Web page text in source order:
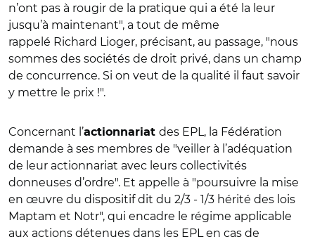
n’ont pas à rougir de la pratique qui a été la leur
jusqu’à maintenant", a tout de même
rappelé Richard Lioger, précisant, au passage, "nous
sommes des sociétés de droit privé, dans un champ
de concurrence. Si on veut de la qualité il faut savoir
y mettre le prix !".
Concernant l’actionnariat des EPL, la Fédération
demande à ses membres de "veiller à l’adéquation
de leur actionnariat avec leurs collectivités
donneuses d’ordre". Et appelle à "poursuivre la mise
en œuvre du dispositif dit du 2/3 - 1/3 hérité des lois
Maptam et Notr", qui encadre le régime applicable
aux actions détenues dans les EPL en cas de